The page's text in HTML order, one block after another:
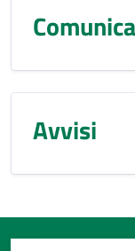
Avvisi